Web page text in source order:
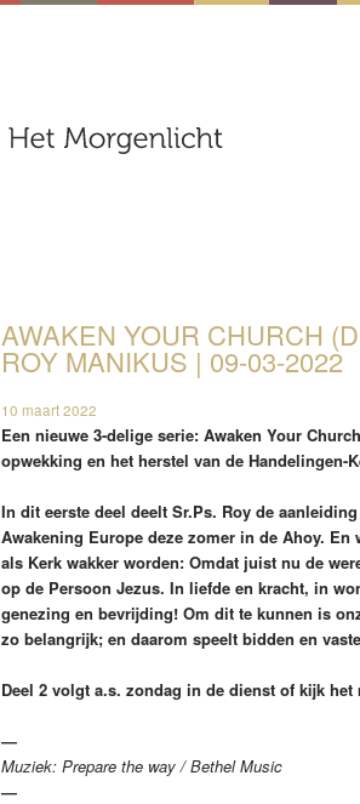
AWAKEN YOUR CHURCH
ROY MANIKUS | 09-03-2022
10 maart 2022
Een nieuwe 3-delige serie: Awaken Your
opwekking en het herstel van de Handelingen-
In dit eerste deel deelt Sr.Ps. Roy de
Awakening Europe deze zomer in de Ahoy. En
als Kerk wakker worden: Omdat juist nu de
op de Persoon Jezus. In liefde en kracht, in
genezing en bevrijding! Om dit te kunnen is
zo belangrijk; en daarom speelt bidden en
Deel 2 volgt a.s. zondag in de dienst of kijk
—
Muziek: Prepare the way / Bethel Music
—